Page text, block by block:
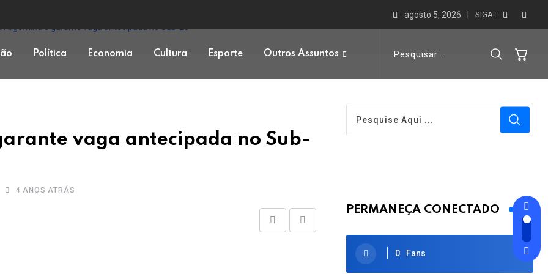
agosto 5, 2026 SIGA :
Política Economia Cultura Esporte Outros Assuntos
vaga antecipada no Sub-
4 ANOS ATRÁS
PERMANEÇA CONECTADO
0 Fans